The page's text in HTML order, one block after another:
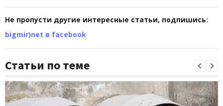
Не пропусти другие интересные статьи, подпишись:
bigmir)net в facebook
Статьи по теме